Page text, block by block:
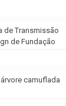
de Transmissão
de Fundação
camuflada